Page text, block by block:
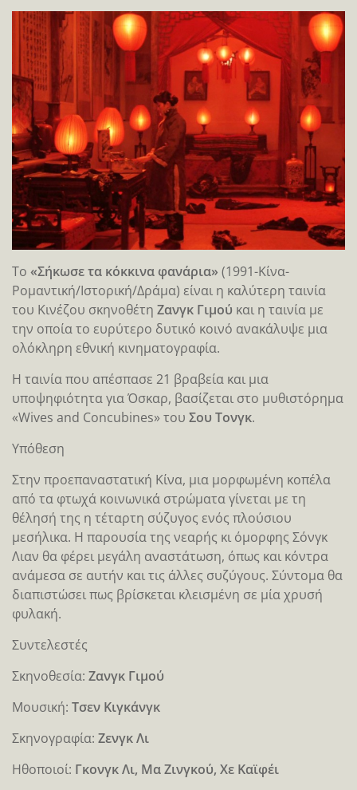
Το «Σήκωσε τα κόκκινα φανάρια» (1991-Κίνα-
Ρομαντική/Ιστορική/Δράμα) είναι η καλύτερη ταινία
του Κινέζου σκηνοθέτη Ζανγκ Γιμού και η ταινία με
την οποία το ευρύτερο δυτικό κοινό ανακάλυψε μια
ολόκληρη εθνική κινηματογραφία.
Η ταινία που απέσπασε 21 βραβεία και μια
υποψηφιότητα για Όσκαρ, βασίζεται στο μυθιστόρημα
«Wives and Concubines» του Σου Τονγκ.
Υπόθεση
Στην προεπαναστατική Κίνα, μια μορφωμένη κοπέλα
από τα φτωχά κοινωνικά στρώματα γίνεται με τη
θέλησή της η τέταρτη σύζυγος ενός πλούσιου
μεσήλικα. Η παρουσία της νεαρής κι όμορφης Σόνγκ
Λιαν θα φέρει μεγάλη αναστάτωση, όπως και κόντρα
ανάμεσα σε αυτήν και τις άλλες συζύγους. Σύντομα θα
διαπιστώσει πως βρίσκεται κλεισμένη σε μία χρυσή
φυλακή.
Συντελεστές
Σκηνοθεσία: Ζανγκ Γιμού
Μουσική: Τσεν Κιγκάνγκ
Σκηνογραφία: Ζενγκ Λι
Ηθοποιοί: Γκονγκ Λι, Μα Ζινγκού, Χε Καϊφέι